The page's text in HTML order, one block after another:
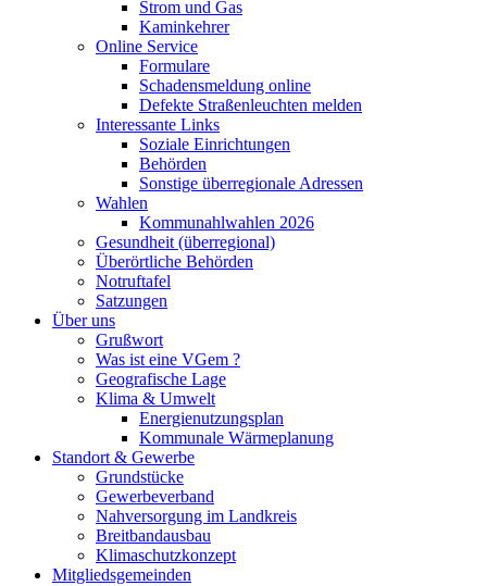
Strom und Gas
Kaminkehrer
Online Service
Formulare
Schadensmeldung online
Defekte Straßenleuchten melden
Interessante Links
Soziale Einrichtungen
Behörden
Sonstige überregionale Adressen
Wahlen
Kommunahlwahlen 2026
Gesundheit (überregional)
Überörtliche Behörden
Notruftafel
Satzungen
Über uns
Grußwort
Was ist eine VGem ?
Geografische Lage
Klima & Umwelt
Energienutzungsplan
Kommunale Wärmeplanung
Standort & Gewerbe
Grundstücke
Gewerbeverband
Nahversorgung im Landkreis
Breitbandausbau
Klimaschutzkonzept
Mitgliedsgemeinden